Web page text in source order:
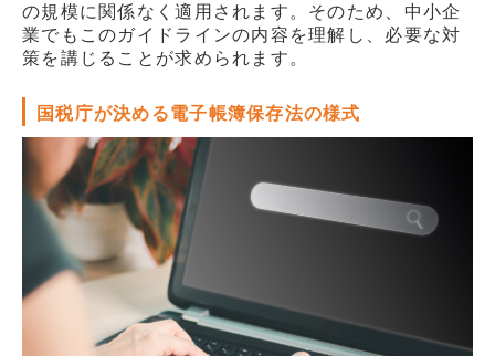
の規模に関係なく適用されます。そのため、中小企
業でもこのガイドラインの内容を理解し、必要な対
策を講じることが求められます。
国税庁が決める電子帳簿保存法の様式